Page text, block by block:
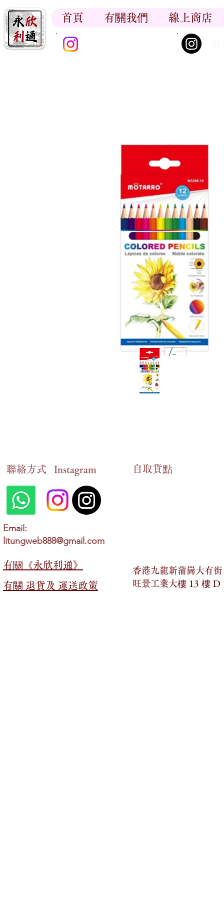
首頁 有關我們 線上商店
​聯絡方式 Instagram
Email:
litungweb888@gmail.com
有關​​《永欣利通》
有關​​ 退貨及 運送政策
自​取貨點
香港九龍新蒲崗大有
旺景工業大樓 13 樓 D